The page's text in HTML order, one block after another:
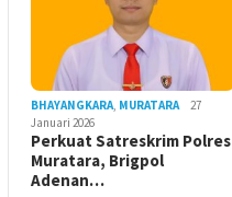
BHAYANGKARA MURATARA
27
Januari 2026
Perkuat Satreskrim Polres
Muratara, Brigpol
Adenan…